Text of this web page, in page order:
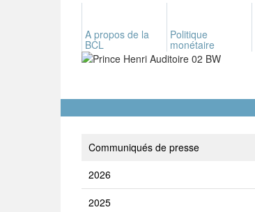
A propos de la
BCL
Politique
monétaire
Communiqués de presse
2026
2025